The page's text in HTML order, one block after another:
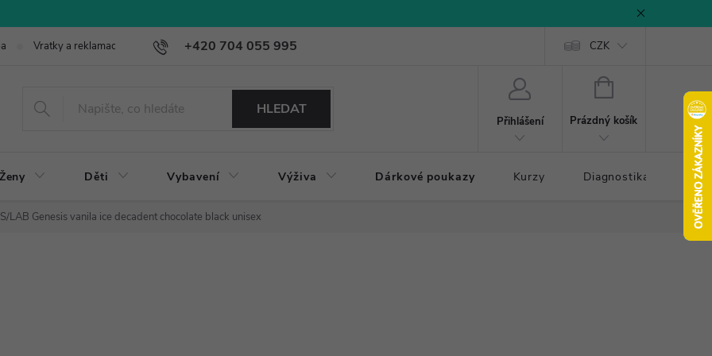
+420 704 055 995
Vratky a reklamace CZK
HLEDAT
Přihlášení
NÁKUPNÍ
Prázdný košík
Ženy Děti Vybavení Výživa Dárkové poukazy Kurzy Diagnostika došlapu
LAB Genesis vanila ice decadent chocolate black unisex